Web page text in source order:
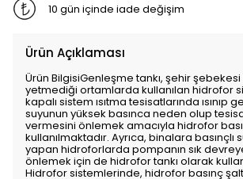
10 gün içinde iade değişim
Ürün Açıklaması
Ürün BilgisiGenleşme tankı, şehir şebekesi
yetmediği ortamlarda kullanılan hidrofor
kapalı sistem ısıtma tesisatlarında ısınıp
suyunun yüksek basınca neden olup
vermesini önlemek amacıyla hidrofor
kullanılmaktadır. Ayrıca, binalara basınçlı
yapan hidroforlarda pompanın sık
önlemek için de hidrofor tankı olarak
Hidrofor sistemlerinde, hidrofor basınç